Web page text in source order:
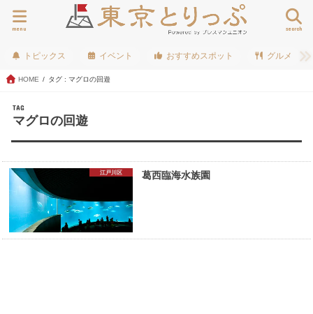
search
menu
トピックス イベント おすすめスポット グルメ
HOME タグ : マグロの回遊
TAG
マグロの回遊
江戸川区 葛西臨海水族園